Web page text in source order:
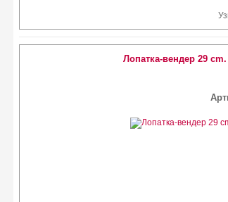
Лопатка-вендер 29